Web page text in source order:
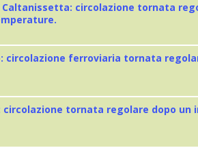
Caltanissetta: circolazione tornata
circolazione ferroviaria tornata
circolazione tornata regolare dopo un